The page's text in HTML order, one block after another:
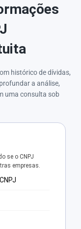
histórico de dívidas,
a análise,
uma consulta sob
se o CNPJ
empresas.